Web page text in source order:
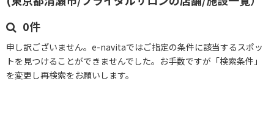
0件
申し訳ございません。e-navitaではご指定の条件に該当するスポッ
トを見つけることができませんでした。お手数ですが「検索条件」
を変更し再検索をお願いします。